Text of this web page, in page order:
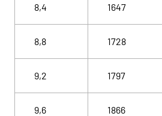
8,4 1647
8,8 1728
9,2 1797
9,6 1866